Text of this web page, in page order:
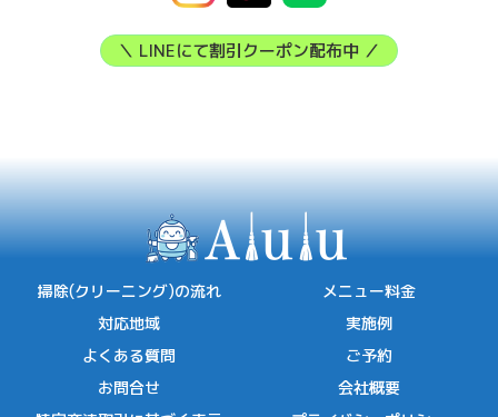
＼ LINEにて割引クーポン配布中 ／
掃除(クリーニング)の流れ
メニュー料金
対応地域
実施例
よくある質問
ご予約
お問合せ
会社概要